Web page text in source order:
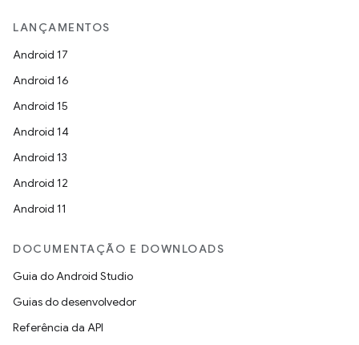
LANÇAMENTOS
Android 17
Android 16
Android 15
Android 14
Android 13
Android 12
Android 11
DOCUMENTAÇÃO E DOWNLOADS
Guia do Android Studio
Guias do desenvolvedor
Referência da API